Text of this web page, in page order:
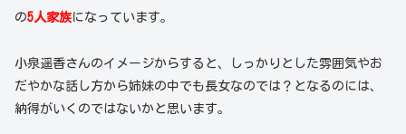
の5人家族になっています。
小泉遥香さんのイメージからすると、しっかりとした雰囲気やお
だやかな話し方から姉妹の中でも長女なのでは？となるのには、
納得がいくのではないかと思います。